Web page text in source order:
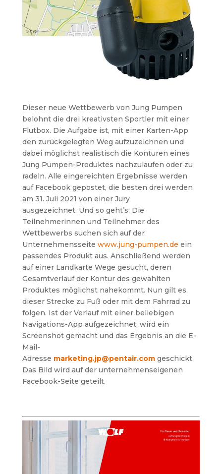
Dieser neue Wettbewerb von Jung Pumpen
belohnt die drei kreativsten Sportler mit einer
Flutbox. Die Aufgabe ist, mit einer Karten-App
den zurückgelegten Weg aufzuzeichnen und
dabei möglichst realistisch die Konturen eines
Jung Pumpen-Produktes nachzulaufen oder zu
radeln. Alle eingereichten Ergebnisse werden
auf Facebook gepostet, die besten drei werden
am 31. Juli 2021 von einer Jury
ausgezeichnet. Und so geht’s: Die
Teilnehmerinnen und Teilnehmer des
Wettbewerbs suchen sich auf der
Unternehmensseite www.jung-pumpen.de ein
passendes Produkt aus. Anschließend werden
auf einer Landkarte Wege gesucht, deren
Gesamtverlauf der Kontur des gewählten
Produktes möglichst nahekommt. Nun gilt es,
dieser Strecke zu Fuß oder mit dem Fahrrad zu
folgen. Ist der Verlauf mit einer beliebigen
Navigations-App aufgezeichnet, wird ein
Screenshot gemacht und das Ergebnis an die E-
Mail-
Adresse marketing.jp@pentair.com geschickt.
Das Bild wird auf der unternehmenseigenen
Facebook-Seite geteilt.